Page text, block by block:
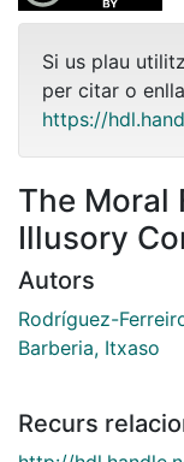
Si us plau
per citar o
https://
The Moral
Illusory
Autors
Rodríguez-
Barberia, Itxaso
Recurs